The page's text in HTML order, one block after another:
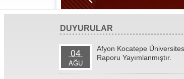
DUYURULAR
04
AĞU
Afyon Kocatepe
Raporu Yayımlanmıştır.